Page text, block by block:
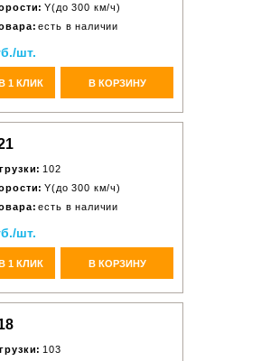
Y(до 300 км/ч)
есть в наличии
шт.
1 КЛИК В КОРЗИНУ
102
Y(до 300 км/ч)
есть в наличии
шт.
1 КЛИК В КОРЗИНУ
103